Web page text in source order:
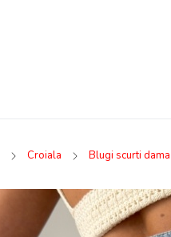
Croiala Blugi scurti dama